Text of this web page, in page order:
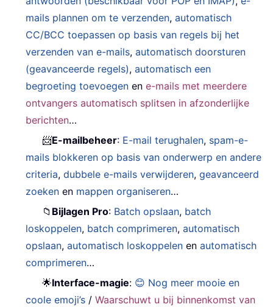
mails plannen om te verzenden,automatisch
CC/BCC toepassen op basis van regels bij het
verzenden van e-mails,automatisch doorsturen
(geavanceerde regels),automatisch een
begroeting toevoegen ene-mails met meerdere
ontvangers automatisch splitsen in afzonderlijke
berichten…
📨E-mailbeheer: E-mail terughalen, spam-e-
mails blokkeren op basis van onderwerp en andere
criteria,dubbele e-mails verwijderen,geavanceerd
zoeken en mappen organiseren…
📁 Bijlagen Pro: Batch opslaan, batch
loskoppelen, batch comprimeren,automatisch
opslaan,automatisch loskoppelen enautomatisch
comprimeren…
🌟Interface-magie: 😊 Nog meer mooie en
coole emoji’s /Waarschuwt u bij binnenkomst van